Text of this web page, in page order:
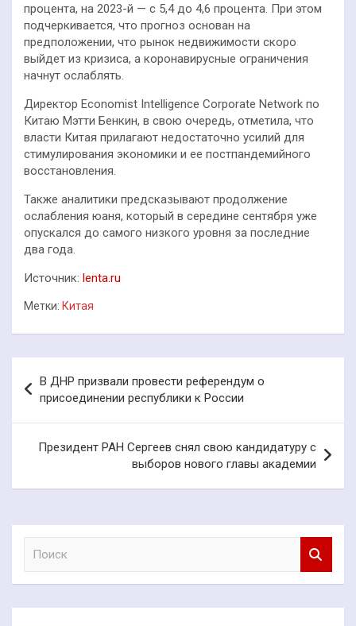
процента, на 2023-й — с 5,4 до 4,6 процента. При этом
подчеркивается, что прогноз основан на
предположении, что рынок недвижимости скоро
выйдет из кризиса, а коронавирусные ограничения
начнут ослаблять.
Директор Economist Intelligence Corporate Network по
Китаю Мэтти Бенкин, в свою очередь, отметила, что
власти Китая прилагают недостаточно усилий для
стимулирования экономики и ее постпандемийного
восстановления.
Также аналитики предсказывают продолжение
ослабления юаня, который в середине сентября уже
опускался до самого низкого уровня за последние
два года.
Источник: lenta.ru
Метки: Китая
по
записям
В ДНР призвали провести референдум о
присоединении республики к России
Президент РАН Сергеев снял свою кандидатуру с
выборов нового главы академии
к